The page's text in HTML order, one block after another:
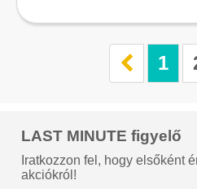
1
LAST MINUTE figyelő
Iratkozzon fel, hogy elsőként
akciókról!